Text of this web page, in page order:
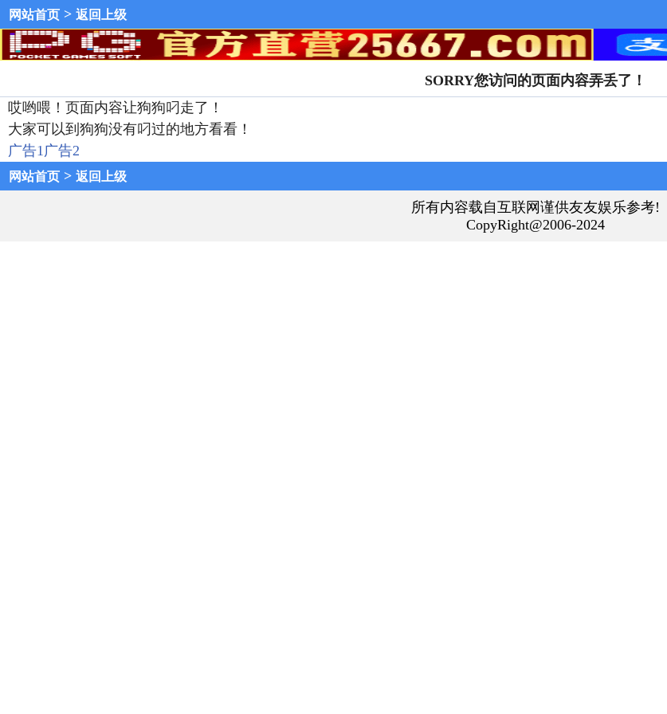
网站首页 > 返回上级
SORRY您访问的页面内容弄丢了！
哎哟喂！页面内容让狗狗叼走了！
大家可以到狗狗没有叼过的地方看看！
广告1广告2
网站首页 > 返回上级
所有内容载自互联网谨供友友娱乐参考!
CopyRight@2006-2024